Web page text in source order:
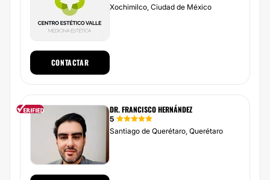
Xochimilco, Ciudad de México
CONTACTAR
DR. FRANCISCO HERNÁNDEZ
5
Santiago de Querétaro, Querétaro